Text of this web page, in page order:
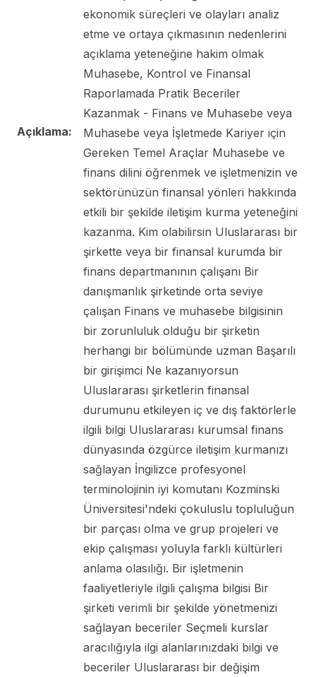
Açıklama:
ekonomik süreçleri ve olayları analiz
etme ve ortaya çıkmasının nedenlerini
açıklama yeteneğine hakim olmak
Muhasebe, Kontrol ve Finansal
Raporlamada Pratik Beceriler
Kazanmak - Finans ve Muhasebe veya
Muhasebe veya İşletmede Kariyer için
Gereken Temel Araçlar Muhasebe ve
finans dilini öğrenmek ve işletmenizin ve
sektörünüzün finansal yönleri hakkında
etkili bir şekilde iletişim kurma yeteneğini
kazanma. Kim olabilirsin Uluslararası bir
şirkette veya bir finansal kurumda bir
finans departmanının çalışanı Bir
danışmanlık şirketinde orta seviye
çalışan Finans ve muhasebe bilgisinin
bir zorunluluk olduğu bir şirketin
herhangi bir bölümünde uzman Başarılı
bir girişimci Ne kazanıyorsun
Uluslararası şirketlerin finansal
durumunu etkileyen iç ve dış faktörlerle
ilgili bilgi Uluslararası kurumsal finans
dünyasında özgürce iletişim kurmanızı
sağlayan İngilizce profesyonel
terminolojinin iyi komutanı Kozminski
Üniversitesi'ndeki çokuluslu topluluğun
bir parçası olma ve grup projeleri ve
ekip çalışması yoluyla farklı kültürleri
anlama olasılığı. Bir işletmenin
faaliyetleriyle ilgili çalışma bilgisi Bir
şirketi verimli bir şekilde yönetmenizi
sağlayan beceriler Seçmeli kurslar
aracılığıyla ilgi alanlarınızdaki bilgi ve
beceriler Uluslararası bir değişim